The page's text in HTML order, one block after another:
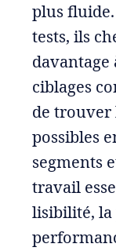
plus
tests, ils
davantage
ciblages
de trouver
possibles
segments
travail
lisibilité, la